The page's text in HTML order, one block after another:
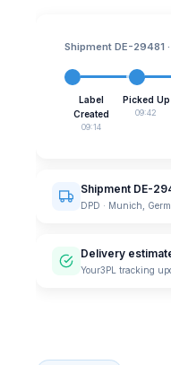
Shipment DE-29481 ·
Label
Created
09:14
Picked Up
09:42
Shipment DE-
DPD · Munich,
Delivery
Your3PL tracking